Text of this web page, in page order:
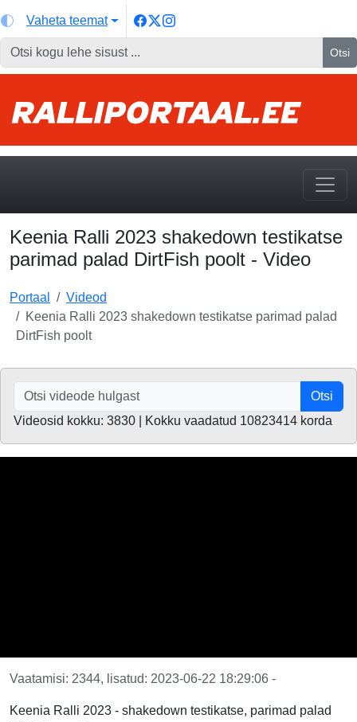
Vaheta teemat
Otsi
Keenia Ralli 2023 shakedown testikatse
parimad palad DirtFish poolt - Video
Portaal
Videod
Keenia Ralli 2023 shakedown testikatse parimad palad
DirtFish poolt
Otsi
Videosid kokku: 3830 | Kokku vaadatud 10823414 korda
Vaatamisi: 2344, lisatud: 2023-06-22 18:29:06 -
Keenia Ralli 2023 - shakedown testikatse, parimad palad